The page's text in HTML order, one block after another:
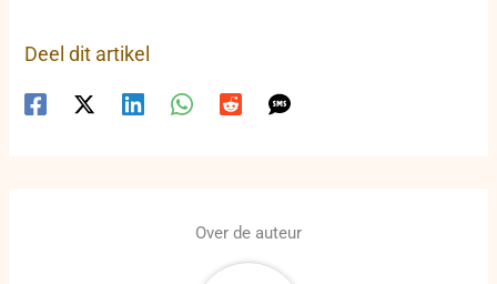
Deel dit artikel
Over de auteur